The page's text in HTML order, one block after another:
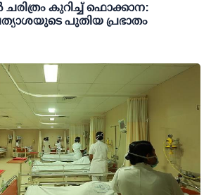
കുറിച്ച് ഫൊക്കാന:
പുതിയ പ്രഭാതം